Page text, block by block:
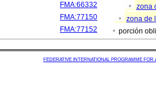
FMA:66332
zona
FMA:77150
zona de
FMA:77152
porción
FEDERATIVE INTERNATIONAL PROGRAMME FOR